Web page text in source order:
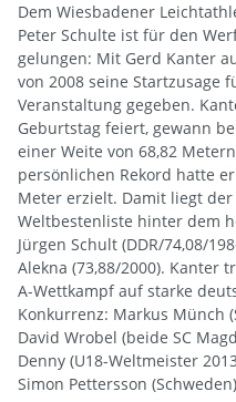
Dem Wiesbadener
Peter Schulte ist für den
gelungen: Mit Gerd Kanter
von 2008 seine Startzusage
Veranstaltung gegeben.
Geburtstag feiert, gewann
einer Weite von 68,82
persönlichen Rekord hatte
Meter erzielt. Damit liegt
Weltbestenliste hinter dem
Jürgen Schult (DDR/74,08/
Alekna (73,88/2000). Kanter
A-Wettkampf auf starke
Konkurrenz: Markus Münch
David Wrobel (beide SC
Denny (U18-Weltmeister
Simon Pettersson